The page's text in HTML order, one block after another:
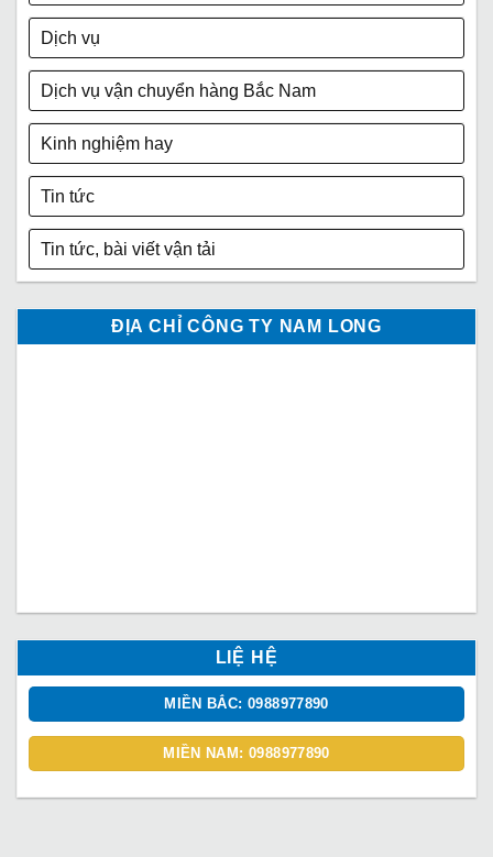
Dịch vụ
Dịch vụ vận chuyển hàng Bắc Nam
Kinh nghiệm hay
Tin tức
Tin tức, bài viết vận tải
ĐỊA CHỈ CÔNG TY NAM LONG
LIỆ HỆ
MIỀN BẮC: 0988977890
MIỀN NAM: 0988977890